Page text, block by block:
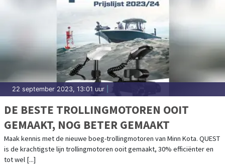
22 september 2023, 13:01 uur
DE BESTE TROLLINGMOTOREN OOIT
GEMAAKT, NOG BETER GEMAAKT
Maak kennis met de nieuwe boeg-trollingmotoren van Minn Kota. QUEST
is de krachtigste lijn trollingmotoren ooit gemaakt, 30% efficiënter en
tot wel [...]